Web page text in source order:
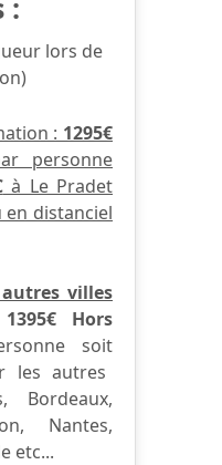
:
lors de
: 1295€
personne
à Le Pradet
en distanciel
villes
1395€ Hors
soit
les autres
Bordeaux,
Nantes,
etc...